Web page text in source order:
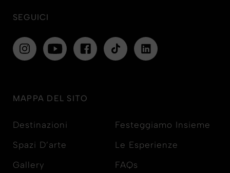
SEGUICI
MAPPA DEL SITO
Destinazioni
Spazi D’arte
Gallery
Festeggiamo Insieme
Le Esperienze
FAQs